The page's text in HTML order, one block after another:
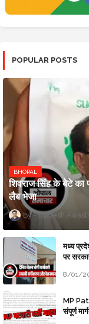
POPULAR POSTS
BHOPAL
शिवराज सिंह के बेटे का
लैब भेजा
Updesh
मध्य
पर
8/01/
MP
संपूर्ण